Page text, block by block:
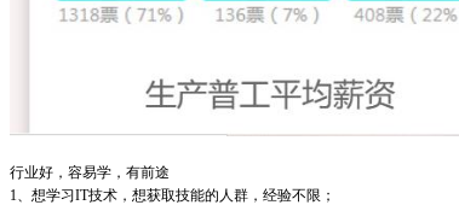
行业好，容易学，有前途
1、想学习IT技术，想获取技能的人群，经验不限；